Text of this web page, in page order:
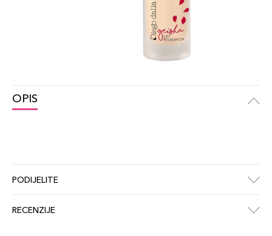
OPIS
PODIJELITE
RECENZIJE